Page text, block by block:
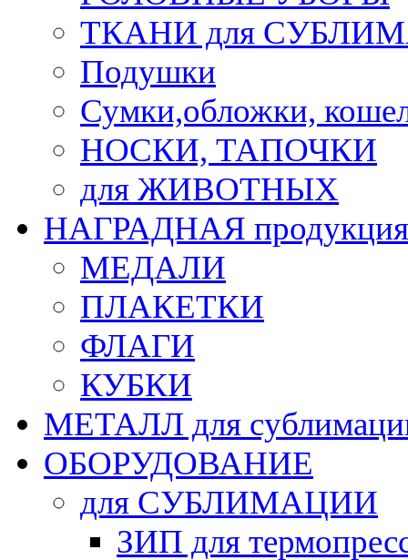
ТКАНИ для
Подушки
Сумки,обложки,
НОСКИ, ТАПОЧКИ
для ЖИВОТНЫХ
НАГРАДНАЯ продукция
МЕДАЛИ
ПЛАКЕТКИ
ФЛАГИ
КУБКИ
МЕТАЛЛ для
ОБОРУДОВАНИЕ
для СУБЛИМАЦИИ
ЗИП для